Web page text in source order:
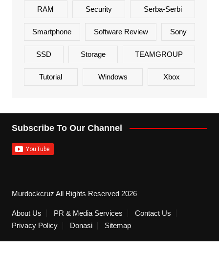
RAM Security Serba-Serbi
Smartphone Software Review Sony
SSD Storage TEAMGROUP
Tutorial Windows Xbox
Subscribe To Our Channel
Murdockcruz All Rights Reserved 2026
About Us PR & Media Services
Contact Us
Privacy Policy
Donasi Sitemap